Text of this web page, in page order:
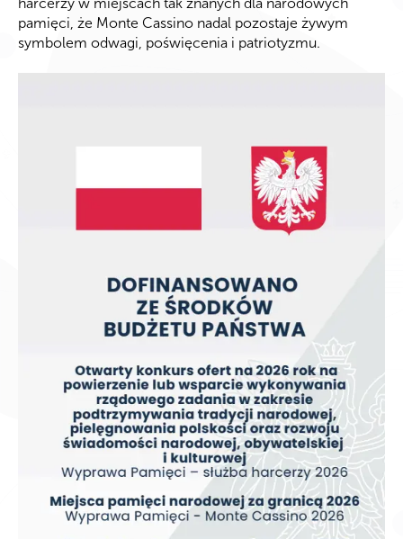
pamięci, że Monte Cassino nadal pozostaje żywym
symbolem odwagi, poświęcenia i patriotyzmu.